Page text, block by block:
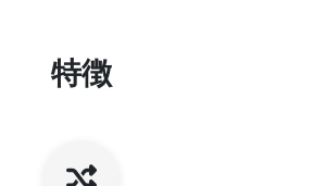
特徴